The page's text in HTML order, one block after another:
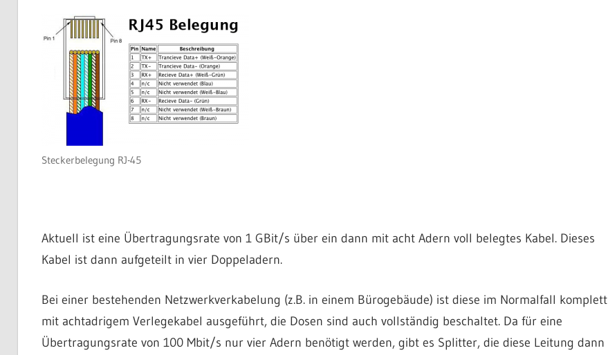
Steckerbelegung RJ-45
Aktuell ist eine Übertragungsrate von 1 GBit/s über ein dann mit acht Adern voll belegtes Kabel. Dieses
Kabel ist dann aufgeteilt in vier Doppeladern.
Bei einer bestehenden Netzwerkverkabelung (z.B. in einem Bürogebäude) ist diese im Normalfall komplett
mit achtadrigem Verlegekabel ausgeführt, die Dosen sind auch vollständig beschaltet. Da für eine
Übertragungsrate von 100 Mbit/s nur vier Adern benötigt werden, gibt es Splitter, die diese Leitung dann